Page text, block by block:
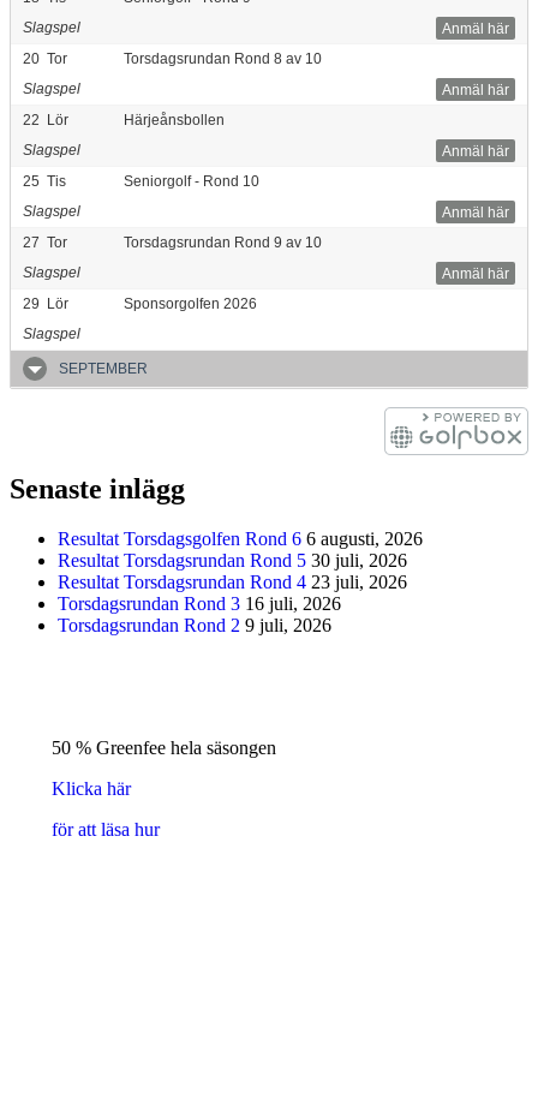
Anmäl här
Slagspel
20 Tor
Torsdagsrundan Rond 8 av 10
Anmäl här
Slagspel
22 Lör
Härjeånsbollen
Anmäl här
Slagspel
25 Tis
Seniorgolf - Rond 10
Anmäl här
Slagspel
27 Tor
Torsdagsrundan Rond 9 av 10
Anmäl här
Slagspel
29 Lör
Sponsorgolfen 2026
Slagspel
SEPTEMBER
Senaste inlägg
Resultat Torsdagsgolfen Rond 6 6 augusti, 2026
Resultat Torsdagsrundan Rond 5 30 juli, 2026
Resultat Torsdagsrundan Rond 4 23 juli, 2026
Torsdagsrundan Rond 3 16 juli, 2026
Torsdagsrundan Rond 2 9 juli, 2026
50 % Greenfee hela säsongen
Klicka här
för att läsa hur